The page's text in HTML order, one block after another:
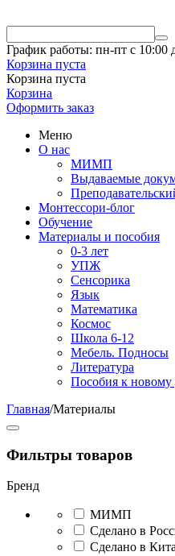
График работы: пн-пт с 10:00
Корзина пуста
Корзина пуста
Корзина
Оформить заказ
Меню
О нас
МИМП
Выдаваемые
Монтессори-блог
Обучение
Материалы и пособия
0-3 лет
УПЖ
Сенсорика
Язык
Математика
Космос
Школа 6-12
Мебель. Подносы
Литература
Пособия к новому
Главная/Материалы
Фильтры товаров
Бренд
МИМП
Сделано в
Сделано в